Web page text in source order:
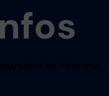
France